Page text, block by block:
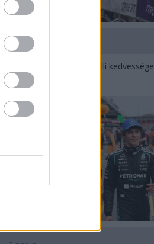
2 napja
Montoya szerint Antonelli
Russellen